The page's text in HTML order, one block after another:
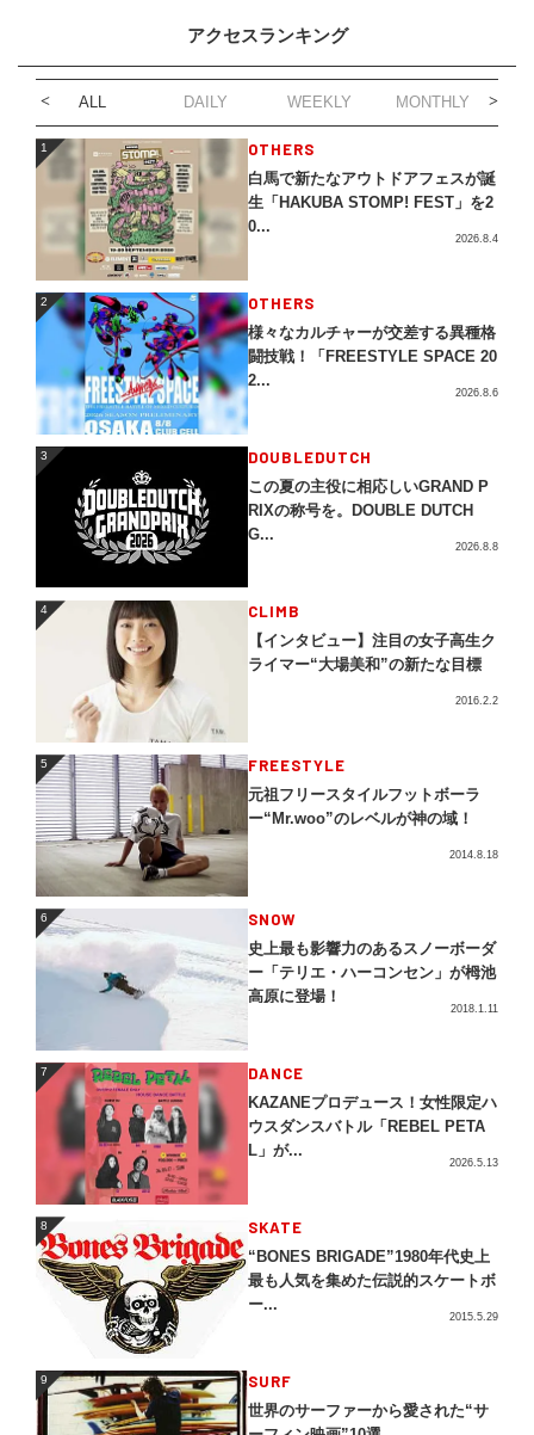
アクセスランキング
ALL DAILY WEEKLY MONTHLY
1 OTHERS
白馬で新たなアウトドアフェスが誕
生「HAKUBA STOMP! FEST」を2
0...
2026.8.4
2 OTHERS
様々なカルチャーが交差する異種格
闘技戦！「FREESTYLE SPACE 20
2...
2026.8.6
3 DOUBLEDUTCH
この夏の主役に相応しいGRAND P
RIXの称号を。DOUBLE DUTCH
G...
2026.8.8
4 CLIMB
【インタビュー】注目の女子高生ク
ライマー“大場美和”の新たな目標
2016.2.2
5 FREESTYLE
元祖フリースタイルフットボーラ
ー“Mr.woo”のレベルが神の域！
2014.8.18
6 SNOW
史上最も影響力のあるスノーボーダ
ー「テリエ・ハーコンセン」が栂池
高原に登場！
2018.1.11
7 DANCE
KAZANEプロデュース！女性限定ハ
ウスダンスバトル「REBEL PETA
L」が...
2026.5.13
8 SKATE
“BONES BRIGADE”1980年代史上
最も人気を集めた伝説的スケートボ
ー...
2015.5.29
9 SURF
世界のサーファーから愛された“サ